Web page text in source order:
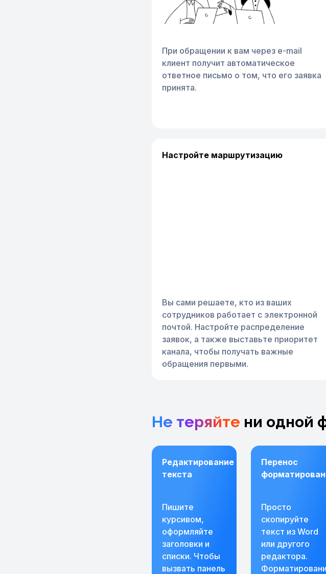
При обращении к вам через e-mail
клиент получит автоматическое
ответное письмо о том, что его заявка
принята.
Настройте маршрутизацию
Вы сами решаете, кто из ваших
сотрудников работает с электронной
почтой. Настройте распределение
заявок, а также выставьте приоритет
канала, чтобы получать важные
обращения первыми.
Не теряйте ни одной
Редактирование
текста
Пишите
курсивом,
оформляйте
заголовки и
списки. Чтобы
вызвать панель
Перенос
Просто
скопируйте
текст из Word
или другого
редактора.